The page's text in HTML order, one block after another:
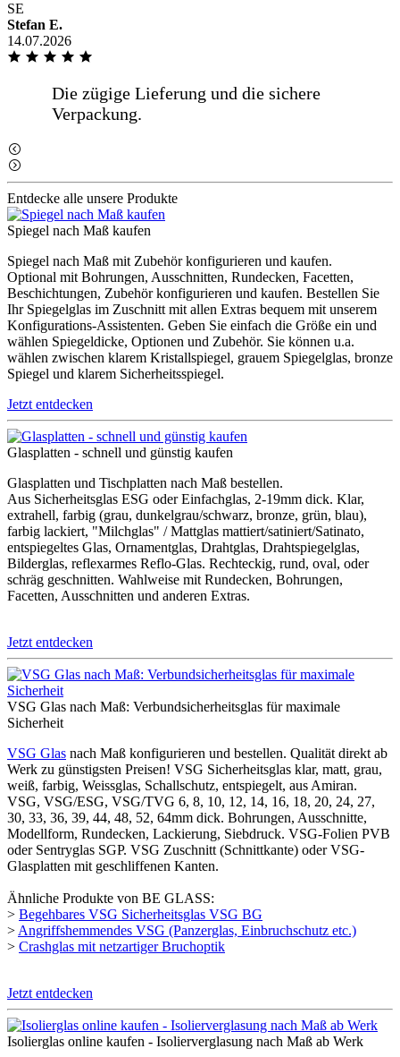
SE
Stefan E.
14.07.2026
Entdecke alle unsere Produkte
Spiegel nach Maß kaufen
Spiegel nach Maß mit Zubehör konfigurieren und kaufen.
Optional mit Bohrungen, Ausschnitten, Rundecken, Facetten,
Beschichtungen, Zubehör konfigurieren und kaufen. Bestellen Sie
Ihr Spiegelglas im Zuschnitt mit allen Extras bequem mit unserem
Konfigurations-Assistenten. Geben Sie einfach die Größe ein und
wählen Spiegeldicke, Optionen und Zubehör. Sie können u.a.
wählen zwischen klarem Kristallspiegel, grauem Spiegelglas, bronze
Spiegel und klarem Sicherheitsspiegel.
Jetzt entdecken
Glasplatten - schnell und günstig kaufen
Glasplatten und Tischplatten nach Maß bestellen.
Aus Sicherheitsglas ESG oder Einfachglas, 2-19mm dick. Klar,
extrahell, farbig (grau, dunkelgrau/schwarz, bronze, grün, blau),
farbig lackiert, "Milchglas" / Mattglas mattiert/satiniert/Satinato,
entspiegeltes Glas, Ornamentglas, Drahtglas, Drahtspiegelglas,
Bilderglas, reflexarmes Reflo-Glas. Rechteckig, rund, oval, oder
schräg geschnitten. Wahlweise mit Rundecken, Bohrungen,
Facetten, Ausschnitten und anderen Extras.
Jetzt entdecken
VSG Glas nach Maß: Verbundsicherheitsglas für maximale
Sicherheit
VSG Glas nach Maß konfigurieren und bestellen. Qualität direkt ab
Werk zu günstigsten Preisen! VSG Sicherheitsglas klar, matt, grau,
weiß, farbig, Weissglas, Schallschutz, entspiegelt, aus Amiran.
VSG, VSG/ESG, VSG/TVG 6, 8, 10, 12, 14, 16, 18, 20, 24, 27,
30, 33, 36, 39, 44, 48, 52, 64mm dick. Bohrungen, Ausschnitte,
Modellform, Rundecken, Lackierung, Siebdruck. VSG-Folien PVB
oder Sentryglas SGP. VSG Zuschnitt (Schnittkante) oder VSG-
Glasplatten mit geschliffenen Kanten.
Ähnliche Produkte von BE GLASS:
> Begehbares VSG Sicherheitsglas VSG BG
> Angriffshemmendes VSG (Panzerglas, Einbruchschutz etc.)
> Crashglas mit netzartiger Bruchoptik
Jetzt entdecken
Isolierglas online kaufen - Isolierverglasung nach Maß ab Werk
Übersichtlicher und gut verständlicher
Informationen. Gutes [...]
mehr anzeigen
Übersichtlicher und gut verständlicher
Bestellvorgang mit den erforderlichen
Informationen. Gutes
termingetreue Lieferung in guter
Verpackung.
weniger anzeigen
Schnelle Lieferung einer Glasplatte für
einen Tisch innerhalb von einer Woche
nach Bestellung. [...]
mehr anzeigen
Schnelle Lieferung einer Glasplatte für
einen Tisch innerhalb von einer Woche
nach Bestellung. Passt auf den
Millimeter genau!
weniger anzeigen
in der Wohnzimmer zerbrach und auf
der Suche nach einem passenden [...]
mehr anzeigen
Liebes BE-GLASS-Team,meine Scheibe
der Suche nach einem passenden Ersatz
bin ich bei Google auf euch aufmerksam
geworden. Ich war irgendwie noch am
überlegen, ob es Plexiglas vom
davon abgekommen, weil es im
Vergleich zur selbstkonfigurierten
Glasscheibe von Euch viel zu teuer
war.Ich habe mich auf Eurer Website
richtig wo